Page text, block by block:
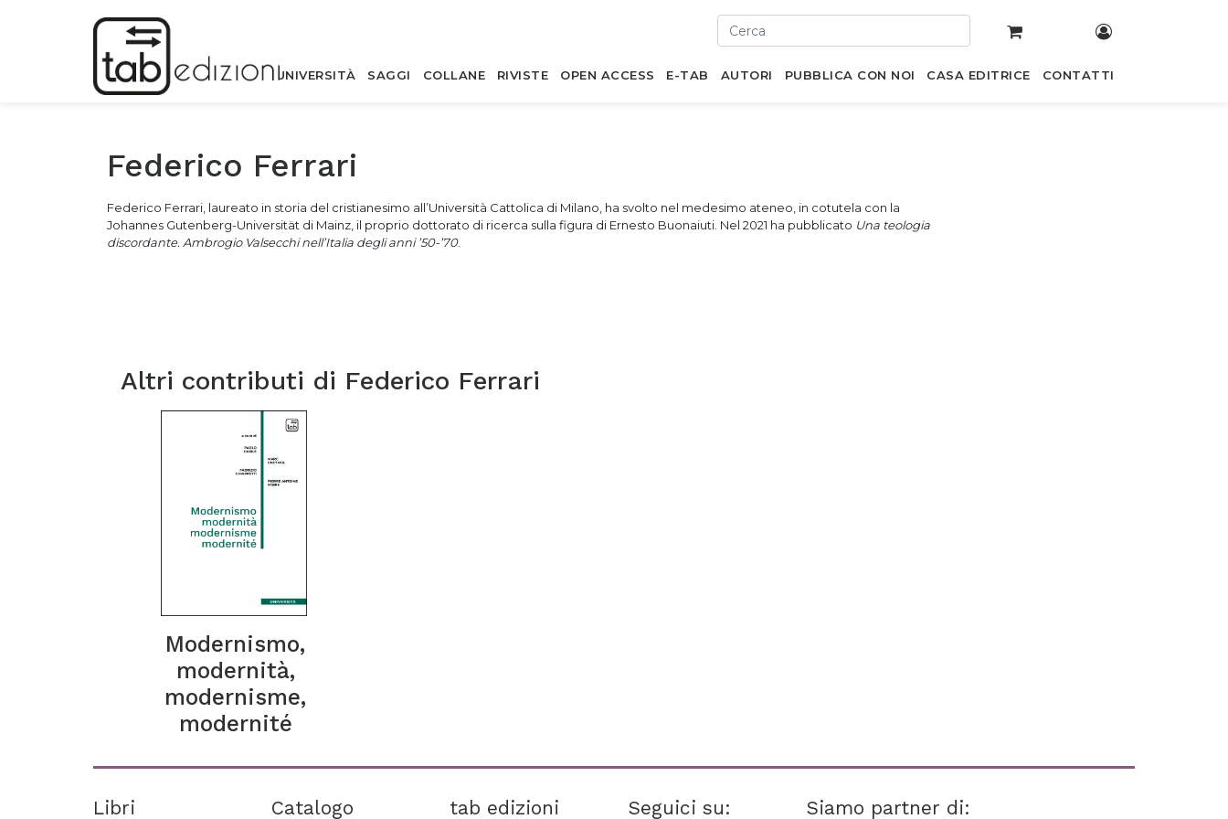
UNIVERSITÀ SAGGI COLLANE RIVISTE OPEN ACCESS E-TAB AUTORI PUBBLICA CON NOI CASA EDITRICE CONTATTI
Federico Ferrari
Federico Ferrari, laureato in storia del cristianesimo all’Università Cattolica di Milano, ha svolto nel medesimo ateneo, in cotutela con la
Johannes Gutenberg-Universität di Mainz, il proprio dottorato di ricerca sulla figura di Ernesto Buonaiuti. Nel 2021 ha pubblicato Una teologia
discordante. Ambrogio Valsecchi nell’Italia degli anni ’50-’70.
Altri contributi di Federico Ferrari
Modernismo,
modernità,
modernisme,
modernité
Libri Catalogo tab edizioni Seguici su: Siamo partner di: